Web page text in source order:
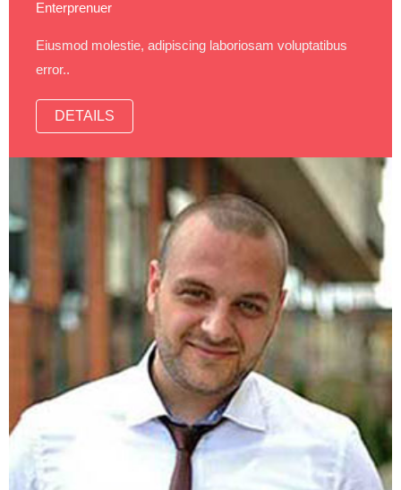
Enterprenuer
Eiusmod molestie, adipiscing laboriosam voluptatibus
error..
DETAILS